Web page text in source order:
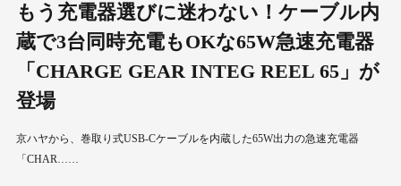
もう充電器選びに迷わない！ケーブル内
蔵で3台同時充電もOKな65W急速充電器
「CHARGE GEAR INTEG REEL 65」が
登場
京ハヤから、巻取り式USB-Cケーブルを内蔵した65W出力の急速充電器
「CHAR……